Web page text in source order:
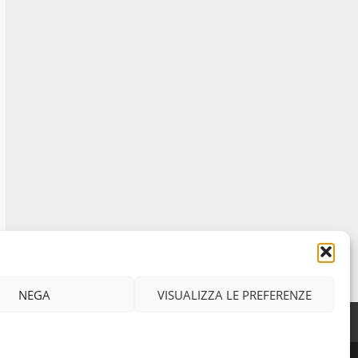
NEGA VISUALIZZA LE PREFERENZE
“Emozioni Visive”